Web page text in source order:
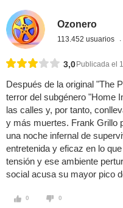
Ozonero
113.452 usuarios
3,0 Publicada el
Después de la original "The
terror del subgénero "Home
las calles y, por tanto,
y más muertes. Frank Grillo
una noche infernal de
entretenida y eficaz en lo
tensión y ese ambiente
social acusa su mayor pico
0 0